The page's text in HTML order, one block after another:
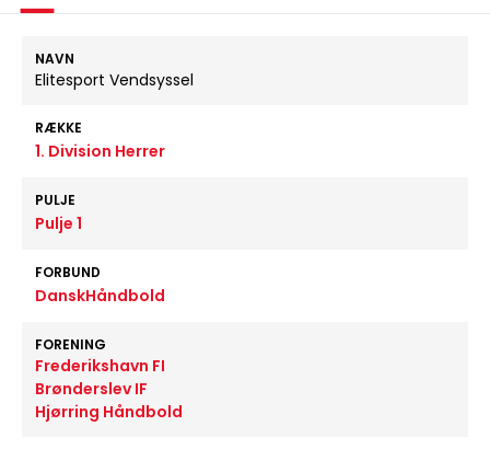
NAVN
Elitesport Vendsyssel
RÆKKE
1. Division Herrer
PULJE
Pulje 1
FORBUND
DanskHåndbold
FORENING
Frederikshavn FI
Brønderslev IF
Hjørring Håndbold